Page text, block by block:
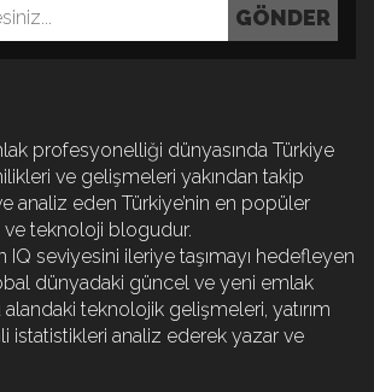
profesyonelliği dünyasında Türkiye
ve gelişmeleri yakından takip
analiz eden Türkiye’nin en popüler
teknoloji blogudur.
IQ seviyesini ileriye taşımayı hedefleyen
dünyadaki güncel ve yeni emlak
teknolojik gelişmeleri, yatırım
istatistikleri analiz ederek yazar ve